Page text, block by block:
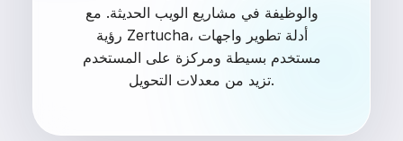
والوظيفة في مشاريع الويب الحديثة. مع
رؤية Zertucha، أدلة تطوير واجهات
مستخدم بسيطة ومركزة على المستخدم
تزيد من معدلات التحويل.